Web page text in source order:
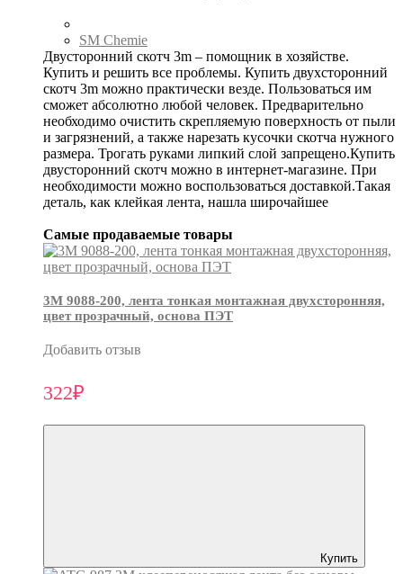
SM Chemie
Двусторонний скотч 3m – помощник в хозяйстве.
Купить и решить все проблемы. Купить двухсторонний
скотч 3m можно практически везде. Пользоваться им
сможет абсолютно любой человек. Предварительно
необходимо очистить скрепляемую поверхность от пыли
и загрязнений, а также нарезать кусочки скотча нужного
размера. Трогать руками липкий слой запрещено.Купить
двусторонний скотч можно в интернет-магазине. При
необходимости можно воспользоваться доставкой.Такая
деталь, как клейкая лента, нашла широчайшее
Самые продаваемые товары
3М 9088-200, лента тонкая монтажная двухсторонняя,
цвет прозрачный, основа ПЭТ
Добавить отзыв
322₽
Купить